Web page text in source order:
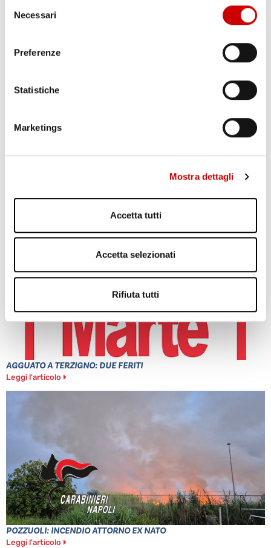
delNecessari
Preferenze
Statistiche
Marketings
Mostra dettagli
Accetta tutti
Accetta selezionati
Rifiuta tutti
Leggi l'articolo
TRAGEDIA IERI AD ERCOLANO: UN OPERAIO E’ MORTO
AGGUATO A TERZIGNO: DUE FERITI
Leggi l'articolo
POZZUOLI: INCENDIO ATTORNO EX NATO
Leggi l'articolo